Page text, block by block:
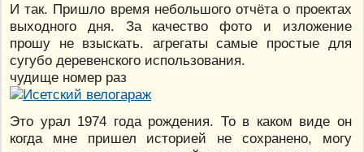
И так. Пришло время небольшого отчёта о проектах
выходного дня. За качество фото и изложение
прошу не взыскать. агрегаты самые простые для
сугубо деревенского использования.
чудище номер раз
Это урал 1974 года рождения. То в каком виде он
когда мне пришел историей не сохранено, могу